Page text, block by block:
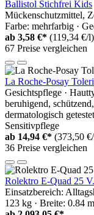
Ballistol Stichfrei Kids
Mückenschutzmittel,
Farbe: mehrfarbig ·
ab 3,58 €* (119,34 €/l)
67 Preise vergleichen
La Roche-Posay
Gesichtspflege ·
beruhigend,
dermatologisch
Sensitivpflege
ab 14,94 €* (373,50
36 Preise vergleichen
Rolektro E-Quad 25
Einsatzbereich:
123 kg · Breite: 0.84 m